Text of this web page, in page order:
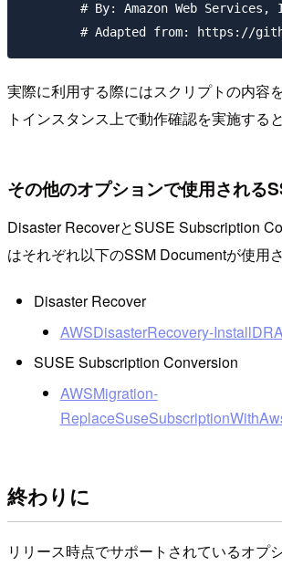
# By: Amazon Web Services,
実際に利用する際にはスクリプトの内容
トインスタンス上で動作確認を実施する
その他のオプションで使用される
Disaster RecoverとSUSE Subscription
はそれぞれ以下のSSM Documentが使用さ
Disaster Recover
AWSDisasterRecovery-
SUSE Subscription Conversion
AWSMigration-
終わりに
リリース時点でサポートされているオプ